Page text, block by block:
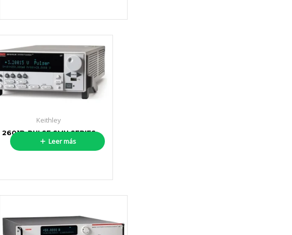
Keithley
2601B-PULSE SMU SERIES
Leer más